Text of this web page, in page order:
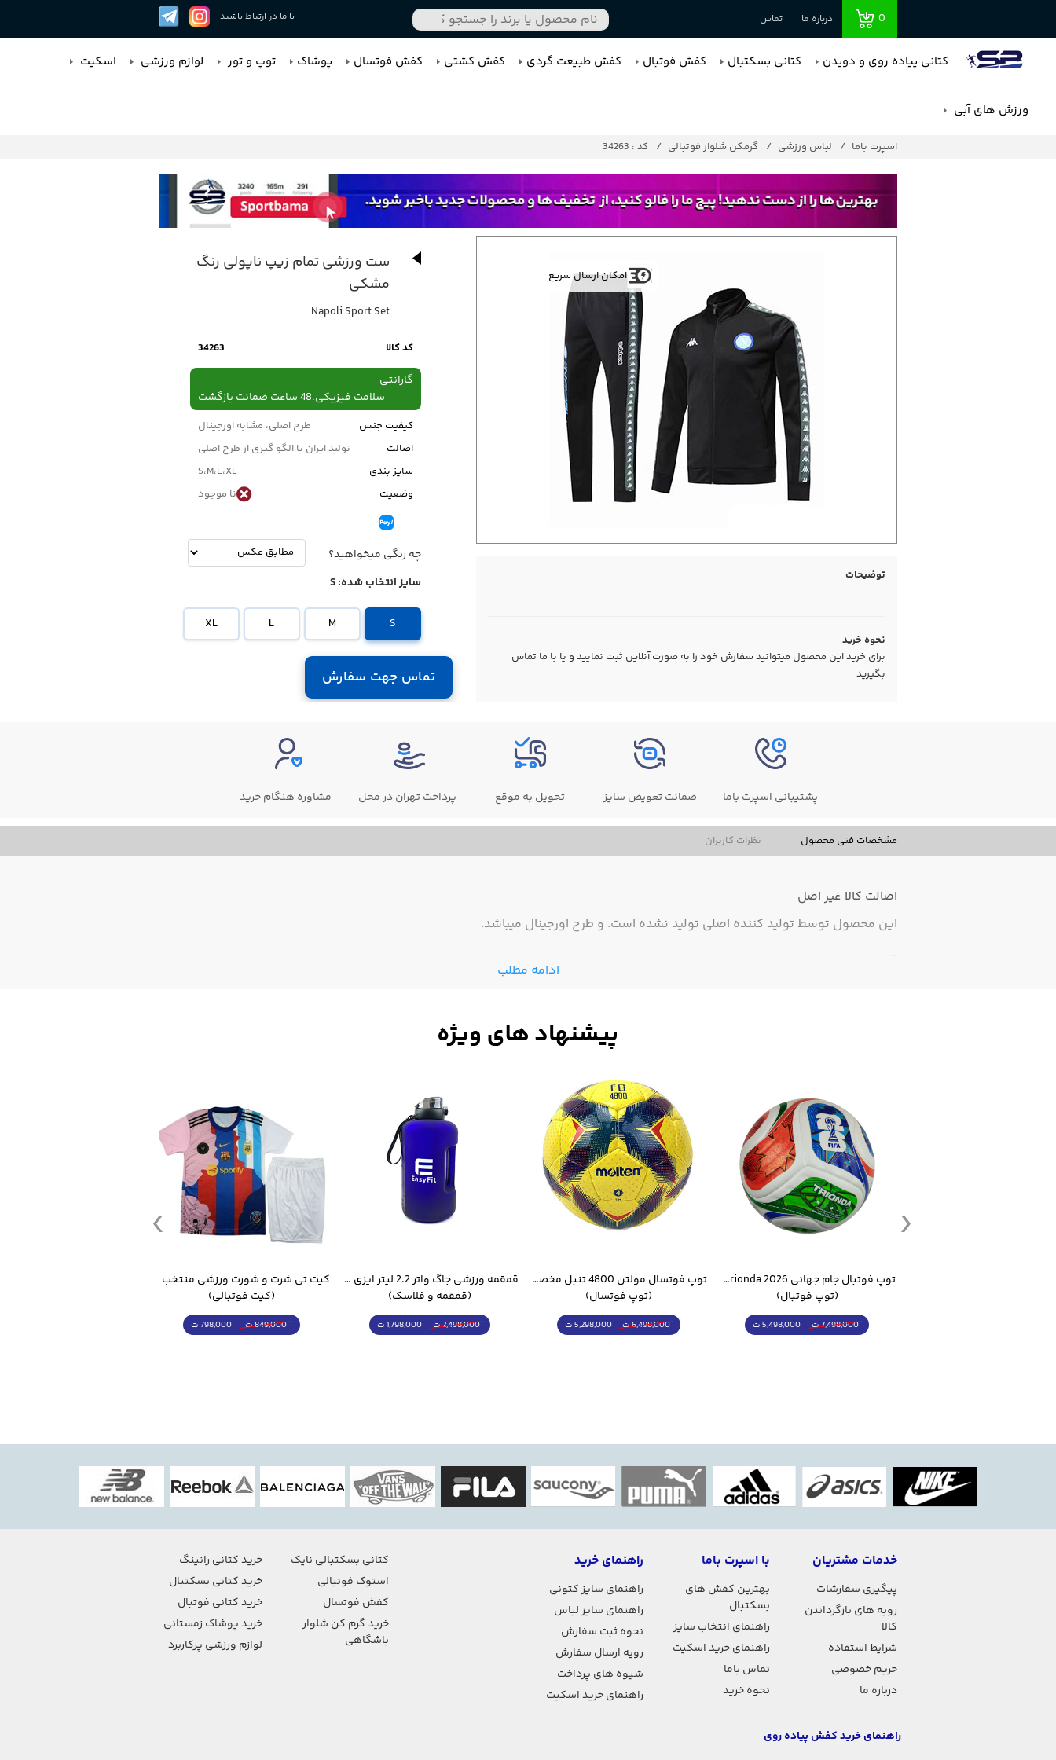
0 درباره ما تماس با ما در ارتباط باشید
کتانی پیاده روی و دویدن کتانی بسکتبال کفش فوتبال کفش طبیعت گردی کفش کشتی کفش فوتسال پوشاک توپ و تور لوازم ورزشی اسکیت
ورزش های آبی
اسپرت باما لباس ورزشی گرمکن شلوار فوتبالی کد : 34263
امکان ارسال سریع
توضیحات
-
نحوه خرید
برای خرید این محصول میتوانید سفارش خود را به صورت آنلاین ثبت نمایید و یا با ما تماس
بگیرید
ست ورزشی تمام زیپ ناپولی رنگ
مشکی
Napoli Sport Set
کد کالا 34263
گارانتی
سلامت فیزیکی،48 ساعت ضمانت بازگشت
کیفیت جنس
طرح اصلی، مشابه اورجینال
اصالت
تولید ایران با الگو گیری از طرح اصلی
سایز بندی
S،M،L،XL
وضعیت
نا موجود
چه رنگی میخواهید؟
سایز انتخاب شده:S
S
M
L
XL
تماس جهت سفارش
پشتیبانی اسپرت باما ضمانت تعویض سایز تحویل به موقع پرداخت تهران در محل مشاوره هنگام خرید
مشخصات فنی محصول نظرات کاربران
اصالت کالا غیر اصل
این محصول توسط تولید کننده اصلی تولید نشده است. و طرح اورجینال میباشد.
-
ادامه مطلب
توپ فوتبال جام جهانی 2026 Trionda مشابه اورجینال
(توپ فوتبال)
7,498,000 ت 5,498,000 ت
توپ فوتسال مولتن 4800 تنبل مخصوص سالن
(توپ فوتسال)
6,498,000 ت 5,298,000 ت
قمقمه ورزشی جاگ واتر 2.2 لیتر ایزی فیت
(قمقمه و فلاسک)
2,498,000 ت 1,798,000 ت
(کیت فوتبالی)
849,000 ت 798,000 ت
خدمات مشتریان
پیگیری سفارشات
رویه های بازگرداندن
کالا
شرایط استفاده
حریم خصوصی
درباره ما
با اسپرت باما
بهترین کفش های
بسکتبال
راهنمای انتخاب سایز
راهنمای خرید اسکیت
تماس باما
نحوه خرید
راهنمای خرید
راهنمای سایز کتونی
راهنمای سایز لباس
نحوه ثبت سفارش
رویه ارسال سفارش
شیوه های پرداخت
راهنمای خرید اسکیت
کتانی بسکتبالی نایک
استوک فوتبالی
کفش فوتسال
خرید گرم کن شلوار
باشگاهی
خرید کتانی رانینگ
خرید کتانی بسکتبال
خرید کتانی فوتبال
خرید پوشاک زمستانی
لوازم ورزشی پرکاربرد
راهنمای خرید کفش پیاده روی